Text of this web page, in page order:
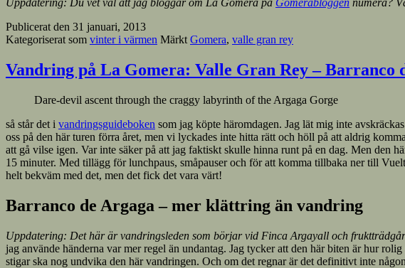
Uppdatering: Du vet väl att jag bloggar om La Gomera på Gomerabloggen numera?
Publicerat den 31 januari, 2013
Kategoriserat som vinter i värmen Märkt Gomera, valle gran rey
Vandring på La Gomera: Valle Gran Rey – Barranco
Dare-devil ascent through the craggy labyrinth of the Argaga Gorge
så står det i vandringsguideboken som jag köpte häromdagen. Jag lät mig inte
oss på den här turen förra året, men vi lyckades inte hitta rätt och höll på att aldrig
att gå vilse igen. Var inte säker på att jag faktiskt skulle hinna runt på en dag. Men den
15 minuter. Med tillägg för lunchpaus, småpauser och för att komma tillbaka ner till
helt bekväm med det, men det fick det vara värt!
Barranco de Argaga – mer klättring än vandring
Uppdatering: Det här är vandringsleden som börjar vid Finca Argayall och
jag använde händerna var mer regel än undantag. Jag tycker att den här biten är hur
stigar ska nog undvika den här vandringen. Och om det regnar är det definitivt inte